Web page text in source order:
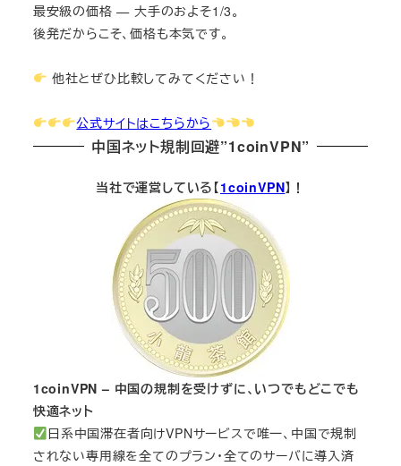
最安級の価格 — 大手のおよそ1/3。
後発だからこそ、価格も本気です。
他社とぜひ比較してみてください！
公式サイトはこちらから
中国ネット規制回避”1coinVPN”
当社で運営している【1coinVPN】！
1coinVPN – 中国の規制を受けずに、いつでもどこでも
快適ネット
日系中国滞在者向けVPNサービスで唯一、中国で規制
されない専用線を全てのプラン・全てのサーバに導入済